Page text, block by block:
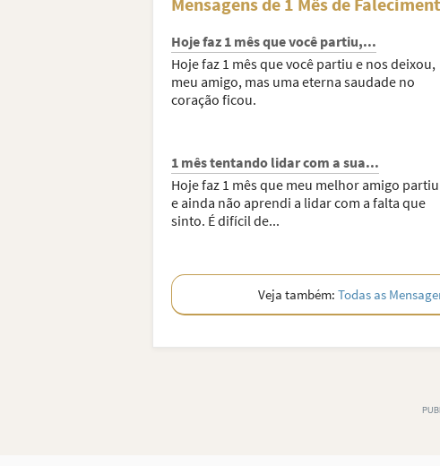
Hoje faz 1 mês que você partiu,...
Hoje faz 1 mês que você partiu e nos deixou,
meu amigo, mas uma eterna saudade no
coração ficou.
1 mês tentando lidar com a sua...
Hoje faz 1 mês que meu melhor amigo partiu
e ainda não aprendi a lidar com a falta que
sinto. É difícil de...
Veja também:Todas as